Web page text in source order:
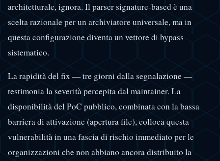
architetturale, ignora. Il parser signature-based è una
scelta razionale per un archiviatore universale, ma in
questa configurazione diventa un vettore di bypass
sistematico.
La rapidità del fix — tre giorni dalla segnalazione —
testimonia la severità percepita dal maintainer. La
disponibilità del PoC pubblico, combinata con la bassa
barriera di attivazione (apertura file), colloca questa
vulnerabilità in una fascia di rischio immediato per le
organizzazioni che non abbiano ancora distribuito la